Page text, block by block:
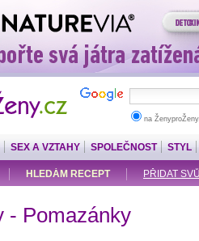
na
SEX A VZTAHY SPOLEČNOST STYL
HLEDÁM RECEPT PŘIDAT
- Pomazánky